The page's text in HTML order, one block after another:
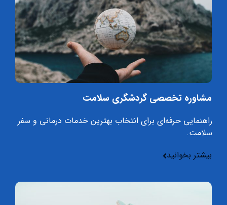
مشاوره تخصصی گردشگری سلامت
راهنمایی حرفه‌ای برای انتخاب بهترین خدمات درمانی و سفر
سلامت.
بیشتر بخوانید